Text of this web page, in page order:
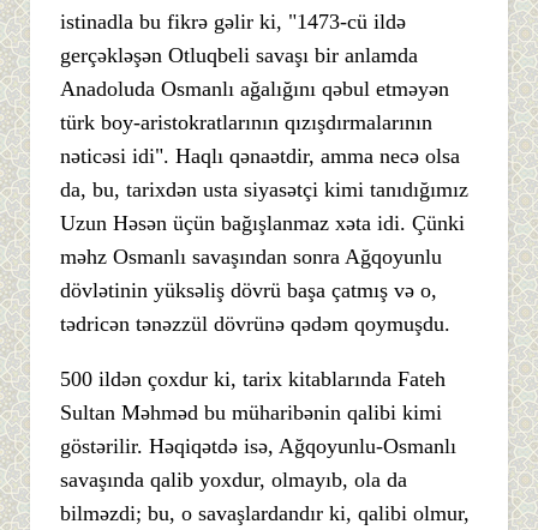
istinadla bu fikrə gəlir ki, "1473-cü ildə
gerçəkləşən Otluqbeli savaşı bir anlamda
Anadoluda Osmanlı ağalığını qəbul etməyən
türk boy-aristokratlarının qızışdırmalarının
nəticəsi idi". Haqlı qənaətdir, amma necə olsa
da, bu, tarixdən usta siyasətçi kimi tanıdığımız
Uzun Həsən üçün bağışlanmaz xəta idi. Çünki
məhz Osmanlı savaşından sonra Ağqoyunlu
dövlətinin yüksəliş dövrü başa çatmış və o,
tədricən tənəzzül dövrünə qədəm qoymuşdu.
500 ildən çoxdur ki, tarix kitablarında Fateh
Sultan Məhməd bu müharibənin qalibi kimi
göstərilir. Həqiqətdə isə, Ağqoyunlu-Osmanlı
savaşında qalib yoxdur, olmayıb, ola da
bilməzdi; bu, o savaşlardandır ki, qalibi olmur,